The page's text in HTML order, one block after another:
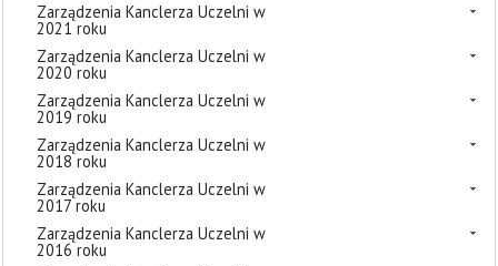
Zarządzenia Kanclerza Uczelni w
2021 roku
Zarządzenia Kanclerza Uczelni w
2020 roku
Zarządzenia Kanclerza Uczelni w
2019 roku
Zarządzenia Kanclerza Uczelni w
2018 roku
Zarządzenia Kanclerza Uczelni w
2017 roku
Zarządzenia Kanclerza Uczelni w
2016 roku